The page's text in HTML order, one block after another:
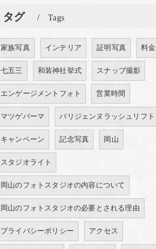
タグ Tags
家族写真 インテリア 証明写真 料金
七五三 和装神社挙式 スナップ撮影
エンゲージメントフォト 営業時間
マツゲパーマ パリジェンヌラッシュリフト
キャンペーン 記念写真 岡山
スタジオライト
岡山のフォトスタジオの内容について
岡山のフォトスタジオの必要とされる理由
プライバシーポリシー アクセス